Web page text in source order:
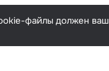
Русскийфайлы должен ваш